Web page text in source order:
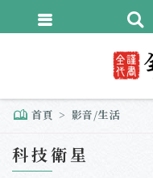
首頁 影音/生活
科技衛星